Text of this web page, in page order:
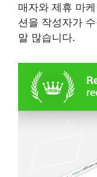
매자와 제휴 마
션을 작성자가
말 많습니다.